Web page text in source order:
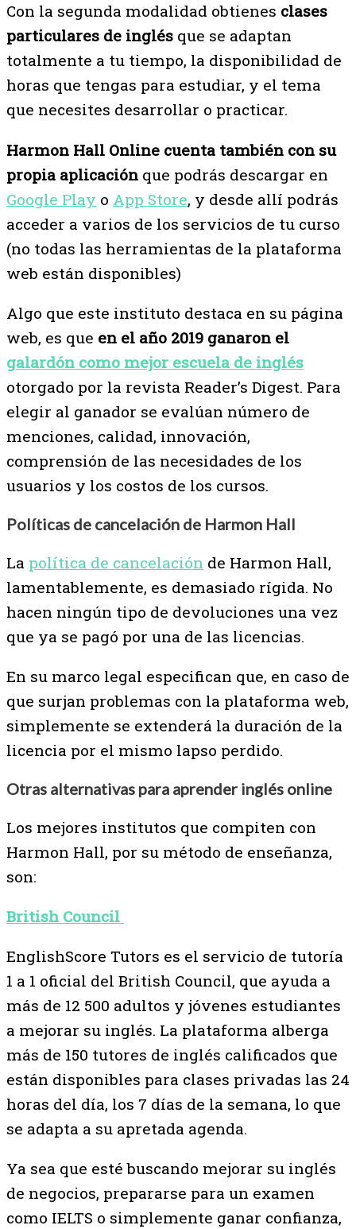
Con la segunda modalidad obtienes clases
particulares de inglés que se adaptan
totalmente a tu tiempo, la disponibilidad de
horas que tengas para estudiar, y el tema
que necesites desarrollar o practicar.
Harmon Hall Online cuenta también con su
propia aplicación que podrás descargar en
Google Play o App Store, y desde allí podrás
acceder a varios de los servicios de tu curso
(no todas las herramientas de la plataforma
web están disponibles)
Algo que este instituto destaca en su página
web, es que en el año 2019 ganaron el
galardón como mejor escuela de inglés
otorgado por la revista Reader’s Digest. Para
elegir al ganador se evalúan número de
menciones, calidad, innovación,
comprensión de las necesidades de los
usuarios y los costos de los cursos.
Políticas de cancelación de Harmon Hall
La política de cancelación de Harmon Hall,
lamentablemente, es demasiado rígida. No
hacen ningún tipo de devoluciones una vez
que ya se pagó por una de las licencias.
En su marco legal especifican que, en caso de
que surjan problemas con la plataforma web,
simplemente se extenderá la duración de la
licencia por el mismo lapso perdido.
Otras alternativas para aprender inglés online
Los mejores institutos que compiten con
Harmon Hall, por su método de enseñanza,
son:
British Council
EnglishScore Tutors es el servicio de tutoría
1 a 1 oficial del British Council, que ayuda a
más de 12 500 adultos y jóvenes estudiantes
a mejorar su inglés. La plataforma alberga
más de 150 tutores de inglés calificados que
están disponibles para clases privadas las 24
horas del día, los 7 días de la semana, lo que
se adapta a su apretada agenda.
Ya sea que esté buscando mejorar su inglés
de negocios, prepararse para un examen
como IELTS o simplemente ganar confianza,